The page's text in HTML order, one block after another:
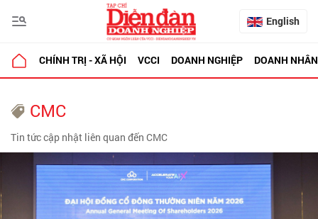
English
CHÍNH TRỊ - XÃ HỘI VCCI DOANH NGHIỆP DOANH NHÂN
CMC
Tin tức cập nhật liên quan đến CMC